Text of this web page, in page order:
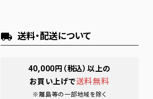
local_shipping 送料・配送について
40,000 円（税込）以上の
お買い上げで送料無料
※離島等の一部地域を除く